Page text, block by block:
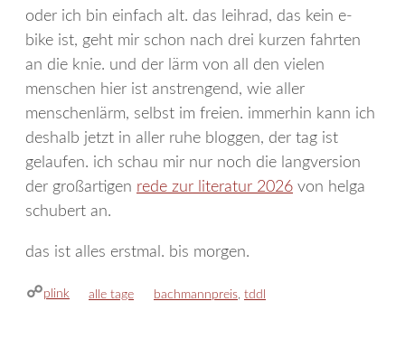
oder ich bin einfach alt. das leihrad, das kein e-
bike ist, geht mir schon nach drei kurzen fahrten
an die knie. und der lärm von all den vielen
menschen hier ist anstrengend, wie aller
menschenlärm, selbst im freien. immerhin kann ich
deshalb jetzt in aller ruhe bloggen, der tag ist
gelaufen. ich schau mir nur noch die langversion
der großartigen rede zur literatur 2026 von helga
schubert an.
das ist alles erstmal. bis morgen.
plink kategorien
alle tage schlagwörter
bachmannpreis tddl